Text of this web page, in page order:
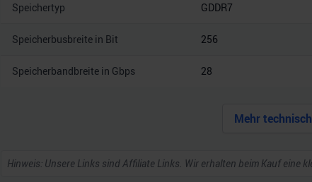
Speichertyp GDDR7
Speicherbusbreite in Bit 256
Speicherbandbreite in Gbps 28
Mehr
Hinweis: Unsere Links sind Affiliate Links. Wir erhalten beim Kauf eine